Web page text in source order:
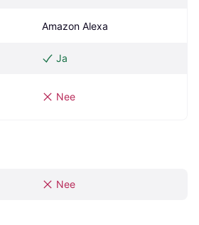
Amazon Alexa
Ja
Nee
Nee